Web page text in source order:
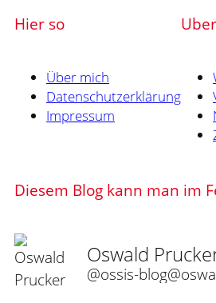
Hier so
Über mich
Datenschutzerklärung
Impressum
Diesem Blog kann man im
Oswald